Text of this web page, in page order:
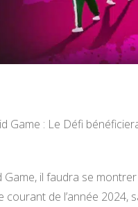
Game : Le Défi
il faudra se
de l’année 2024,